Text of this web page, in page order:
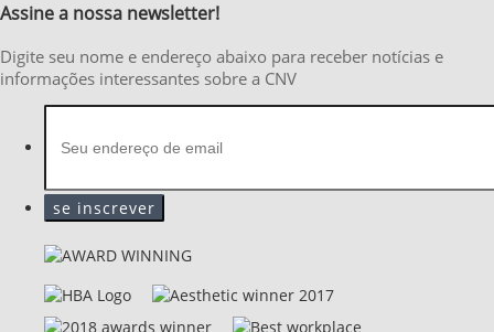
Assine a nossa newsletter!
Digite seu nome e endereço abaixo para receber notícias e
informações interessantes sobre a CNV